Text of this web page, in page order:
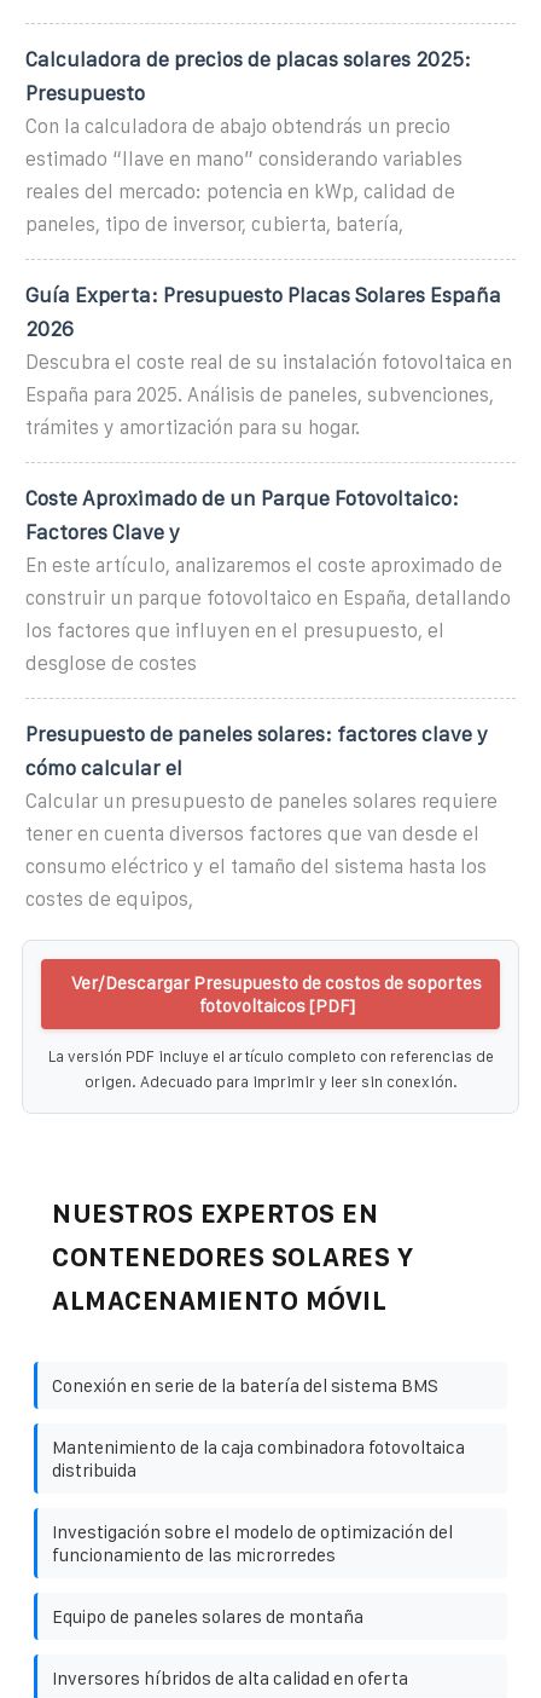
Calculadora de precios de placas solares 2025:
Presupuesto
Con la calculadora de abajo obtendrás un precio
estimado “llave en mano” considerando variables
reales del mercado: potencia en kWp, calidad de
paneles, tipo de inversor, cubierta, batería,
Guía Experta: Presupuesto Placas Solares España
2026
Descubra el coste real de su instalación fotovoltaica en
España para 2025. Análisis de paneles, subvenciones,
trámites y amortización para su hogar.
Coste Aproximado de un Parque Fotovoltaico:
Factores Clave y
En este artículo, analizaremos el coste aproximado de
construir un parque fotovoltaico en España, detallando
los factores que influyen en el presupuesto, el
desglose de costes
Presupuesto de paneles solares: factores clave y
cómo calcular el
Calcular un presupuesto de paneles solares requiere
tener en cuenta diversos factores que van desde el
consumo eléctrico y el tamaño del sistema hasta los
costes de equipos,
Ver/Descargar Presupuesto de costos de soportes
fotovoltaicos [PDF]
La versión PDF incluye el artículo completo con referencias de
origen. Adecuado para imprimir y leer sin conexión.
NUESTROS EXPERTOS EN
CONTENEDORES SOLARES Y
ALMACENAMIENTO MÓVIL
Conexión en serie de la batería del sistema BMS
Mantenimiento de la caja combinadora fotovoltaica
distribuida
Investigación sobre el modelo de optimización del
funcionamiento de las microrredes
Equipo de paneles solares de montaña
Inversores híbridos de alta calidad en oferta